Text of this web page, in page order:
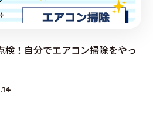
検！自分でエアコン掃除をやっ